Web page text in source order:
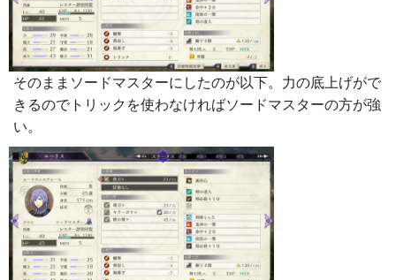
そのままソードマスターにしたのが以下。力の底上げがで
きるのでトリックを使わなければソードマスターの方が強
い。